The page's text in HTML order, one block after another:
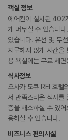
객실 정보
에어컨이 설치된 402
게 머무실 수 있습니
있습니다. 유선 및 무
지루하지 않게 시간을
용 욕실에는 무료 세
식사정보
오사카 도큐 REI 호텔
서 만족스러운 식사를
증을 해소하실 수 있
용하실 수 있습니다.
비즈니스 편의시설